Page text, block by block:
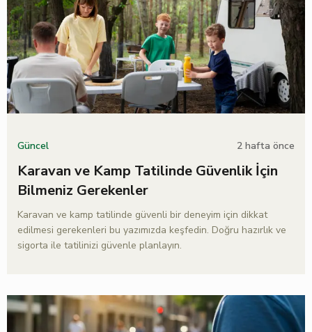
Güncel 2 hafta önce
Karavan ve Kamp Tatilinde Güvenlik İçin
Bilmeniz Gerekenler
Karavan ve kamp tatilinde güvenli bir deneyim için dikkat
edilmesi gerekenleri bu yazımızda keşfedin. Doğru hazırlık ve
sigorta ile tatilinizi güvenle planlayın.